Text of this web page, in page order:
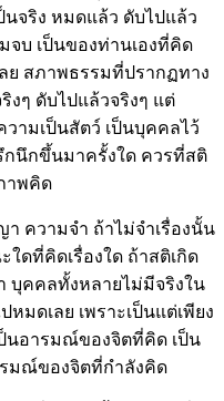
นจริง หมดแล้ว ดับไปแล้ว
จบ เป็นของท่านเองที่คิด
ย สภาพธรรมที่ปรากฏทาง
งๆ ดับไปแล้วจริงๆ แต่
ามเป็นสัตว์ เป็นบุคคลไว้
กนึกขึ้นมาครั้งใด ควรที่สติ
าพคิด
ความจำ ถ้าไม่จำเรื่องนั้น
ดที่คิดเรื่องใด ถ้าสติเกิด
บุคคลทั้งหลายไม่มีจริงใน
มดเลย เพราะเป็นแต่เพียง
ป็นอารมณ์ของจิตที่คิด เป็น
รมณ์ของจิตที่กำลังคิด